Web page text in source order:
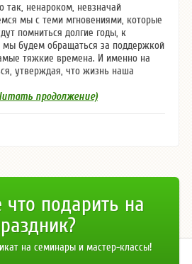
так, ненароком, невзначай
мы с теми мгновениями, которые
помниться долгие годы, к
мы будем обращаться за поддержкой
тяжкие времена. И именно на
утверждая, что жизнь наша
продолжение)
что подарить на
на семинары и мастер-классы!